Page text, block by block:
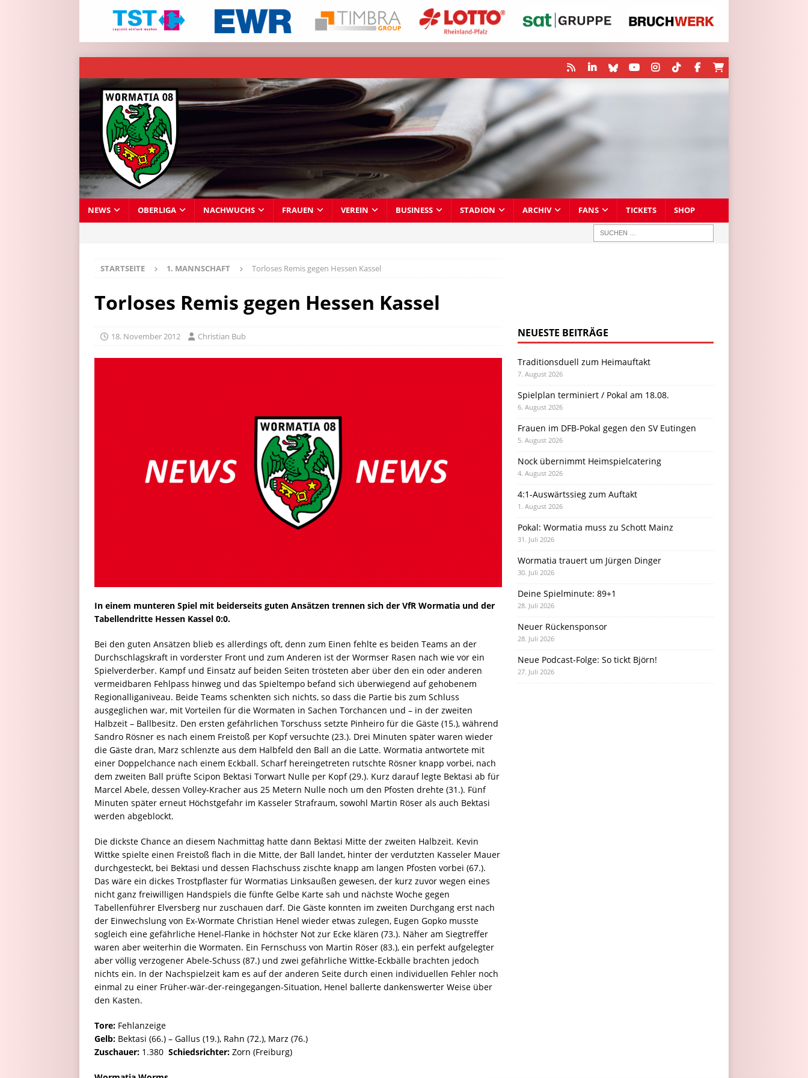
NEWS OBERLIGA NACHWUCHS FRAUEN VEREIN BUSINESS STADION ARCHIV FANS TICKETS SHOP
STARTSEITE 1. MANNSCHAFT Torloses Remis gegen Hessen Kassel
Torloses Remis gegen Hessen Kassel
18. November 2012 Christian Bub
In einem munteren Spiel mit beiderseits guten Ansätzen trennen sich der VfR Wormatia und der
Tabellendritte Hessen Kassel 0:0.
Bei den guten Ansätzen blieb es allerdings oft, denn zum Einen fehlte es beiden Teams an der
Durchschlagskraft in vorderster Front und zum Anderen ist der Wormser Rasen nach wie vor ein
Spielverderber. Kampf und Einsatz auf beiden Seiten trösteten aber über den ein oder anderen
vermeidbaren Fehlpass hinweg und das Spieltempo befand sich überwiegend auf gehobenem
Regionalliganiveau. Beide Teams schenkten sich nichts, so dass die Partie bis zum Schluss
ausgeglichen war, mit Vorteilen für die Wormaten in Sachen Torchancen und – in der zweiten
Halbzeit – Ballbesitz. Den ersten gefährlichen Torschuss setzte Pinheiro für die Gäste (15.), während
Sandro Rösner es nach einem Freistoß per Kopf versuchte (23.). Drei Minuten später waren wieder
die Gäste dran, Marz schlenzte aus dem Halbfeld den Ball an die Latte. Wormatia antwortete mit
einer Doppelchance nach einem Eckball. Scharf hereingetreten rutschte Rösner knapp vorbei, nach
dem zweiten Ball prüfte Scipon Bektasi Torwart Nulle per Kopf (29.). Kurz darauf legte Bektasi ab für
Marcel Abele, dessen Volley-Kracher aus 25 Metern Nulle noch um den Pfosten drehte (31.). Fünf
Minuten später erneut Höchstgefahr im Kasseler Strafraum, sowohl Martin Röser als auch Bektasi
werden abgeblockt.
Die dickste Chance an diesem Nachmittag hatte dann Bektasi Mitte der zweiten Halbzeit. Kevin
Wittke spielte einen Freistoß flach in die Mitte, der Ball landet, hinter der verdutzten Kasseler Mauer
durchgesteckt, bei Bektasi und dessen Flachschuss zischte knapp am langen Pfosten vorbei (67.).
Das wäre ein dickes Trostpflaster für Wormatias Linksaußen gewesen, der kurz zuvor wegen eines
nicht ganz freiwilligen Handspiels die fünfte Gelbe Karte sah und nächste Woche gegen
Tabellenführer Elversberg nur zuschauen darf. Die Gäste konnten im zweiten Durchgang erst nach
der Einwechslung von Ex-Wormate Christian Henel wieder etwas zulegen, Eugen Gopko musste
sogleich eine gefährliche Henel-Flanke in höchster Not zur Ecke klären (73.). Näher am Siegtreffer
waren aber weiterhin die Wormaten. Ein Fernschuss von Martin Röser (83.), ein perfekt aufgelegter
aber völlig verzogener Abele-Schuss (87.) und zwei gefährliche Wittke-Eckbälle brachten jedoch
nichts ein. In der Nachspielzeit kam es auf der anderen Seite durch einen individuellen Fehler noch
einmal zu einer Früher-wär-der-reingegangen-Situation, Henel ballerte dankenswerter Weise über
den Kasten.
Tore: Fehlanzeige
Gelb: Bektasi (66.) – Gallus (19.), Rahn (72.), Marz (76.)
Zuschauer: 1.380 Schiedsrichter: Zorn (Freiburg)
NEUESTE BEITRÄGE
Traditionsduell zum Heimauftakt
7. August 2026
Spielplan terminiert / Pokal am 18.08.
6. August 2026
Frauen im DFB-Pokal gegen den SV Eutingen
5. August 2026
Nock übernimmt Heimspielcatering
4. August 2026
4:1-Auswärtssieg zum Auftakt
1. August 2026
Pokal: Wormatia muss zu Schott Mainz
31. Juli 2026
Wormatia trauert um Jürgen Dinger
30. Juli 2026
Deine Spielminute: 89+1
28. Juli 2026
Neuer Rückensponsor
28. Juli 2026
Neue Podcast-Folge: So tickt Björn!
27. Juli 2026